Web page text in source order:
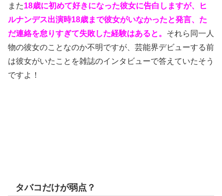
また18歳に初めて好きになった彼女に告白しますが、ヒ
ルナンデス出演時18歳まで彼女がいなかったと発言、た
だ連絡を怠りすぎて失敗した経験はあると。 それら同一人
物の彼女のことなのか不明ですが、芸能界デビューする前
は彼女がいたことを雑誌のインタビューで答えていたそう
ですよ！
タバコだけが弱点？